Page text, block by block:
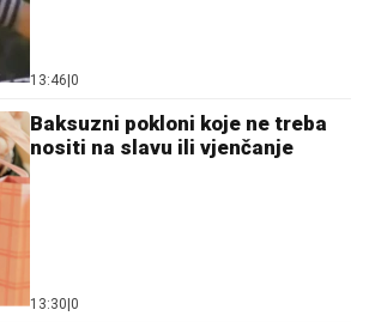
13:46|0
Baksuzni pokloni koje ne treba
nositi na slavu ili vjenčanje
13:30|0